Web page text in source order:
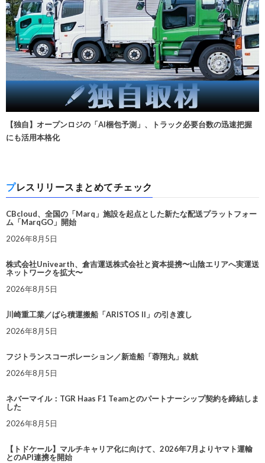
【独自】オープンロジの「AI梱包予測」、トラック必要台数の迅速把握
にも活用本格化
プレスリリースまとめてチェック
CBcloud、全国の「Marq」施設を起点とした新たな配送プラットフォー
ム「MarqGO」開始
2026年8月5日
株式会社Univearth、倉吉運送株式会社と資本提携〜山陰エリアへ実運送
ネットワークを拡大〜
2026年8月5日
川崎重工業／ばら積運搬船「ARISTOS II」の引き渡し
2026年8月5日
フジトランスコーポレーション／新造船「蓉翔丸」就航
2026年8月5日
ネバーマイル：TGR Haas F1 Teamとのパートナーシップ契約を締結しま
した
2026年8月5日
【トドケール】マルチキャリア化に向けて、2026年7月よりヤマト運輸
とのAPI連携を開始